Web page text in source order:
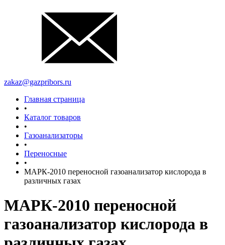
zakaz@gazpribors.ru
Главная страница
•
Каталог товаров
•
Газоанализаторы
•
Переносные
•
МАРК-2010 переносной газоанализатор кислорода в
различных газах
МАРК-2010 переносной
газоанализатор кислорода в